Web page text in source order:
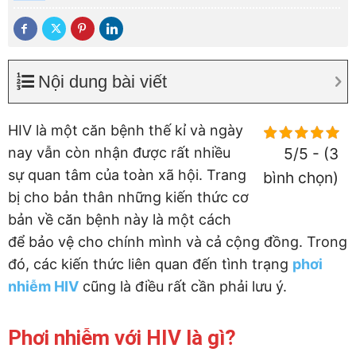
Nội dung bài viết
5/5 - (3
bình chọn)
HIV là một căn bệnh thế kỉ và ngày
nay vẫn còn nhận được rất nhiều
sự quan tâm của toàn xã hội. Trang
bị cho bản thân những kiến thức cơ
bản về căn bệnh này là một cách
để bảo vệ cho chính mình và cả cộng đồng. Trong
đó, các kiến thức liên quan đến tình trạng phơi
nhiễm HIV cũng là điều rất cần phải lưu ý.
Phơi nhiễm với HIV là gì?